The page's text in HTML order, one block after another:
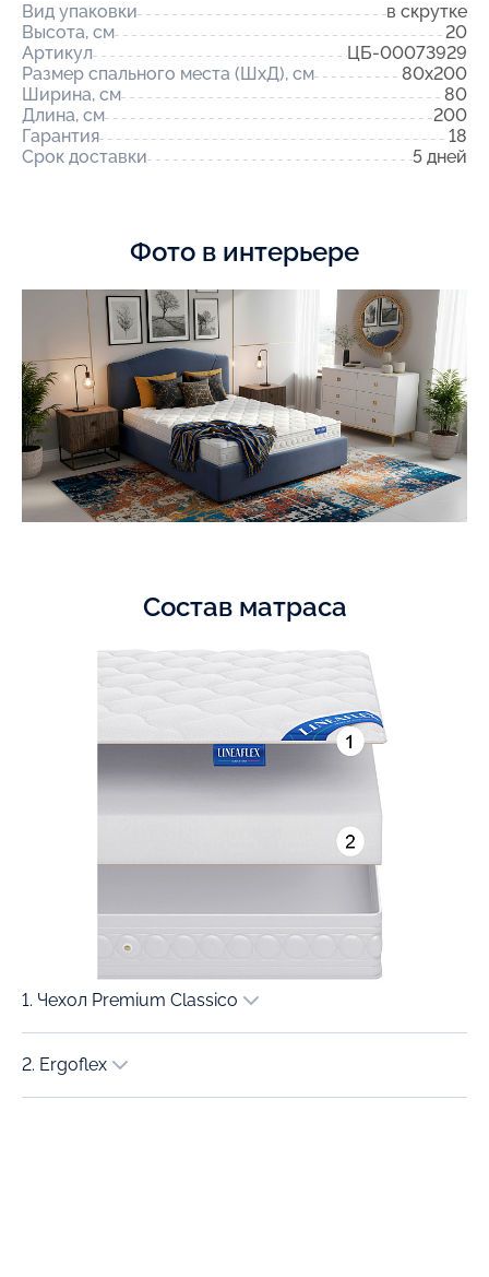
Вид упаковки
в скрутке
Высота, см
20
Артикул
ЦБ-00073929
Размер спального места (ШхД), см
80x200
Ширина, см
80
Длина, см
200
Гарантия
18
Срок доставки
5 дней
Фото в интерьере
Состав матраса
1. Чехол Premium Classico
2. Ergoflex